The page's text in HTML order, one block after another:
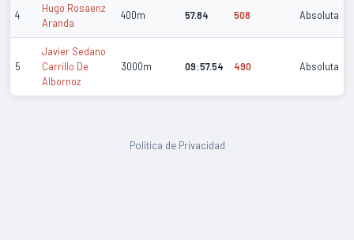
4
Hugo Rosaenz
Aranda
400m 57.84 508 Absoluta
5
Javier Sedano
Carrillo De
Albornoz
3000m 09:57.54 490 Absoluta
Política de Privacidad